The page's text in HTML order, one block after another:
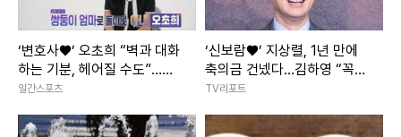
‘변호사♥’ 오초희 “벽과 대화
하는 기분, 헤어질 수도”…독
박육아에 눈물 (결혼지옥)
일간스포츠
‘신보람♥’ 지상렬, 1년 만에
축의금 건넸다…김하영 “꼭
국수 먹게 해주세요” [RE:스
TV리포트